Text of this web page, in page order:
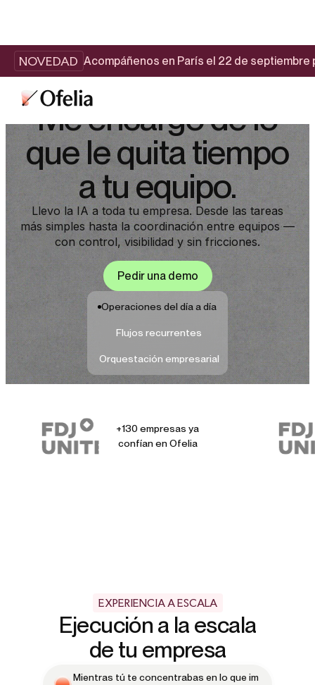
NOVEDAD Acompáñenos en París el 22 de
Me encargo de lo
que le quita tiempo
a tu equipo.
Llevo la IA a toda tu empresa. Desde las tareas
más simples hasta la coordinación entre equipos —
con control, visibilidad y sin fricciones.
Pedir una demo
Operaciones del día a día
Flujos recurrentes
Orquestación empresarial
+130 empresas ya
confían en Ofelia
EXPERIENCIA A ESCALA
Ejecución a la escala
de tu empresa
Mientras tú te concentrabas en lo que im